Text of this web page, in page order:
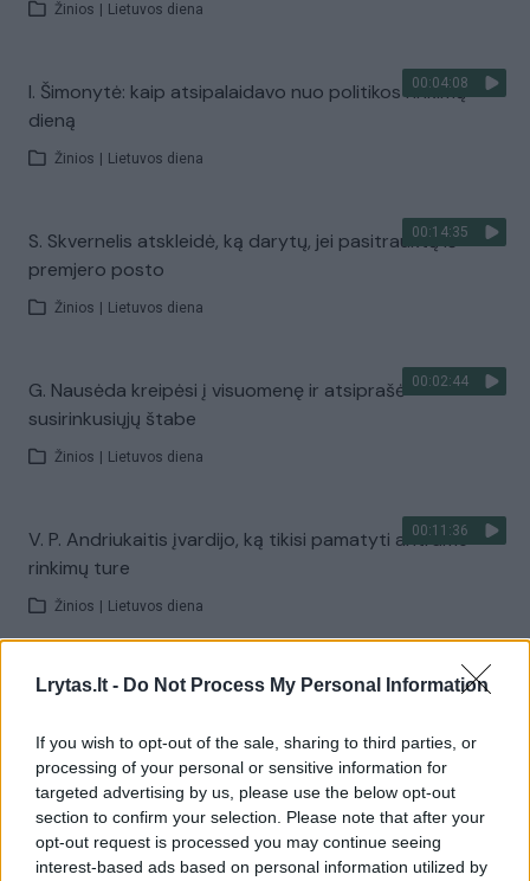
Lrytas.lt - Do Not Process My Personal Information
If you wish to opt-out of the sale, sharing to third parties, or
processing of your personal or sensitive information for
targeted advertising by us, please use the below opt-out
section to confirm your selection. Please note that after your
opt-out request is processed you may continue seeing
interest-based ads based on personal information utilized by
Žinios Lietuvos diena
00:04:08
I. Šimonytė: kaip atsipalaidavo nuo politikos rinkimų
dieną
Žinios Lietuvos diena
00:14:35
S. Skvernelis atskleidė, ką darytų, jei pasitrauktų iš
premjero posto
Žinios Lietuvos diena
00:02:44
G. Nausėda kreipėsi į visuomenę ir atsiprašė
susirinkusiųjų štabe
Žinios Lietuvos diena
00:11:36
V. P. Andriukaitis įvardijo, ką tikisi pamatyti antrame
rinkimų ture
Žinios Lietuvos diena
00:03:35
I. Šimonytė prasitarė, kaip švęstų sulaukusi palankių
Lietuvos diena
00:01:50
Gitano Nausėdos štabe – netikėtas svečias, sulaukęs
ypatingo dėmesio